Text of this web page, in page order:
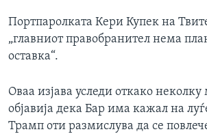
Портпаролката Кери Купек на
„главниот правобранител нема
оставка“.
Оваа изјава уследи откако
објавија дека Бар има кажал на
Трамп оти размислува да се